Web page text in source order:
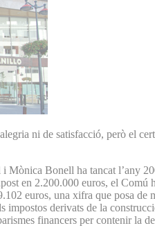
ni de satisfacció, però el
Bonell ha tancat l’any
en 2.200.000 euros, el
euros, una xifra que posa
impostos derivats de la
financers per contenir la